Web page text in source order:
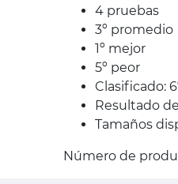
4 pruebas
3º promedio
1º mejor
5º peor
Clasificado:
Resultado
Tamaños
Número de